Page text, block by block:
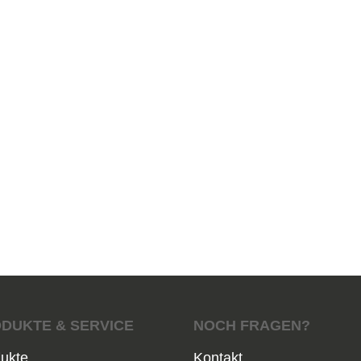
& SERVICE
NOCH FRAGEN?
Kontakt